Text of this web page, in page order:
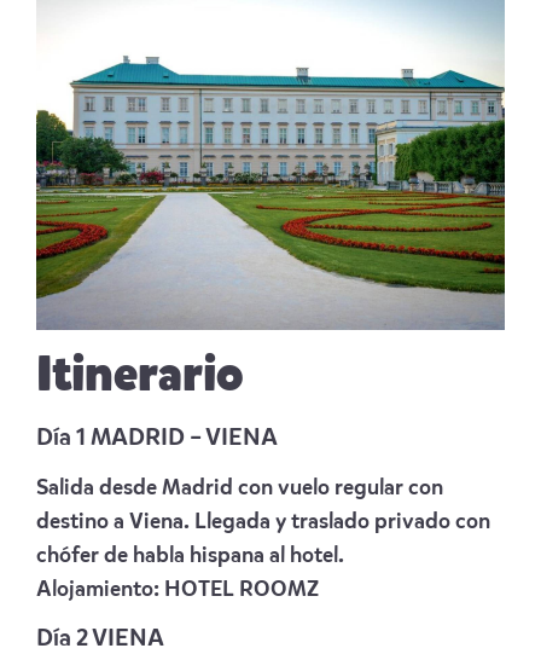
Itinerario
Día 1 MADRID – VIENA
Salida desde Madrid con vuelo regular con
destino a Viena. Llegada y traslado privado con
chófer de habla hispana al hotel.
Alojamiento: HOTEL ROOMZ
Día 2 VIENA